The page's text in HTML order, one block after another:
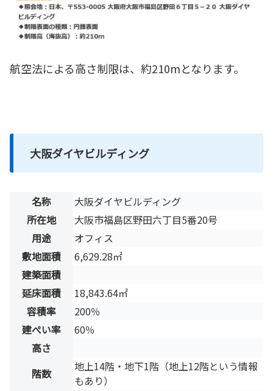
航空法による高さ制限は、約210mとなります。
大阪ダイヤビルディング
名称
大阪ダイヤビルディング
所在地
大阪市福島区野田六丁目5番20号
用途
オフィス
敷地面積
6,629.28㎡
建築面積
延床面積
18,843.64㎡
容積率
200％
建ぺい率
60％
高さ
階数
地上14階・地下1階（地上12階という情報
もあり）